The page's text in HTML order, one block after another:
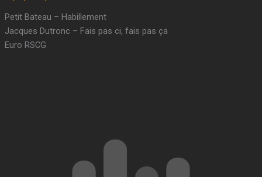
Petit Bateau – Habillement
Jacques Dutronc – Fais pas ci, fais pas ça
Euro RSCG